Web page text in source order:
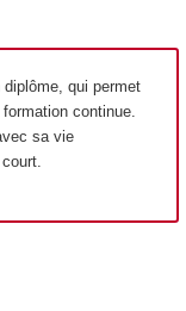
qui permet
continue.
sa vie